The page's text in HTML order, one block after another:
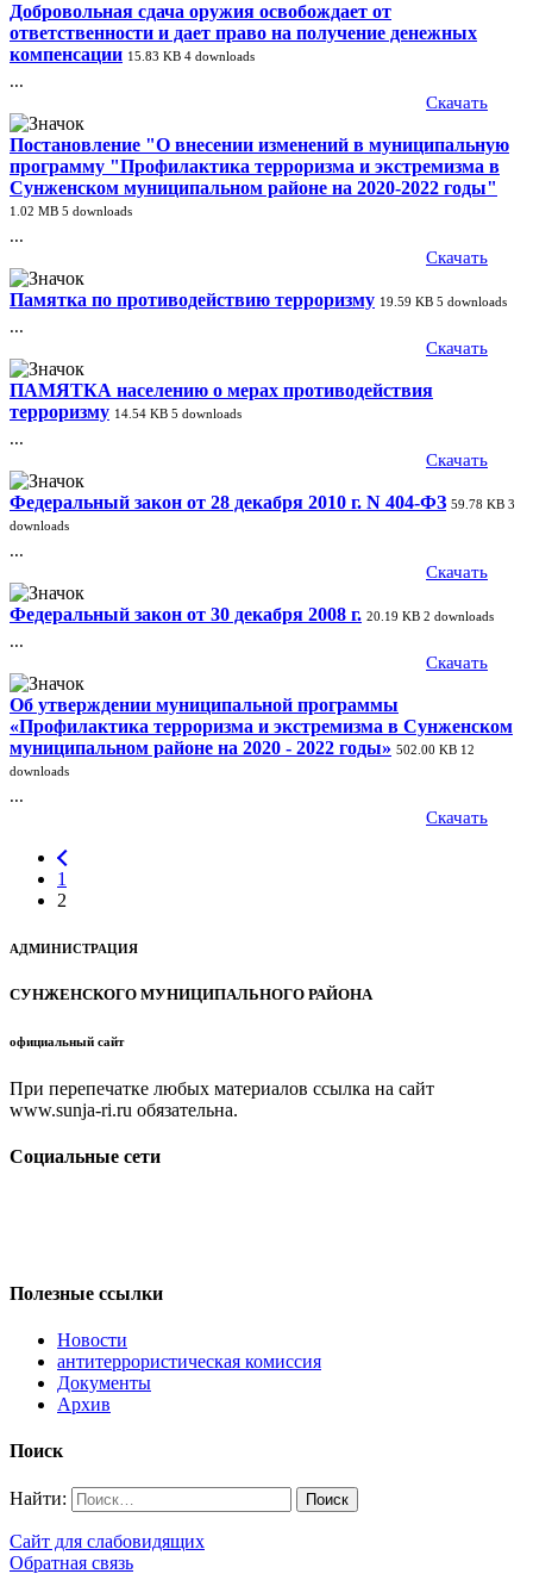
Добровольная сдача оружия освобождает от
ответственности и дает право на получение денежных
компенсации 15.83 KB 4 downloads
...
Скачать
Постановление "О внесении изменений в муниципальную
программу "Профилактика терроризма и экстремизма в
Сунженском муниципальном районе на 2020-2022 годы"
1.02 MB 5 downloads
...
Скачать
Памятка по противодействию терроризму 19.59 KB 5 downloads
...
Скачать
ПАМЯТКА населению о мерах противодействия
терроризму 14.54 KB 5 downloads
...
Скачать
Федеральный закон от 28 декабря 2010 г. N 404-ФЗ 59.78 KB 3
downloads
...
Скачать
Федеральный закон от 30 декабря 2008 г. 20.19 KB 2 downloads
...
Скачать
Об утверждении муниципальной программы
«Профилактика терроризма и экстремизма в Сунженском
муниципальном районе на 2020 - 2022 годы» 502.00 KB 12
downloads
...
Скачать
1
2
АДМИНИСТРАЦИЯ
СУНЖЕНСКОГО МУНИЦИПАЛЬНОГО РАЙОНА
официальный сайт
При перепечатке любых материалов ссылка на сайт
www.sunja-ri.ru обязательна.
Социальные сети
Полезные ссылки
Новости
антитеррористическая комиссия
Документы
Архив
Поиск
Найти:
Сайт для слабовидящих
Обратная связь